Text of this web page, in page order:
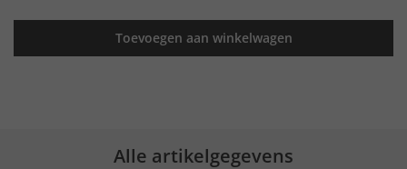
Toevoegen aan winkelwagen
Alle artikelgegevens